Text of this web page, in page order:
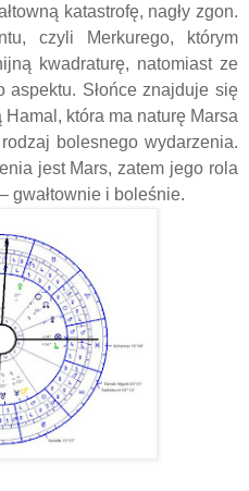
katastrofę, nagły zgon.
czyli Merkurego, którym
kwadraturę, natomiast ze
aspektu. Słońce znajduje się
która ma naturę Marsa
bolesnego wydarzenia.
jest Mars, zatem jego rola
gwałtownie i boleśnie.